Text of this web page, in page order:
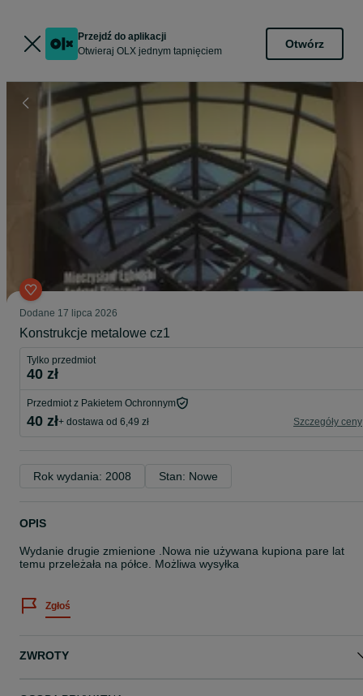
Przejdź do aplikacji
Otwieraj OLX jednym tapnięciem
Otwórz
Dodane 17 lipca 2026
Konstrukcje metalowe cz1
Tylko przedmiot
40 zł
Przedmiot z Pakietem Ochronnym
40 zł+ dostawa od 6,49 zł Szczegóły ceny
Rok wydania: 2008 Stan: Nowe
OPIS
Wydanie drugie zmienione .Nowa nie używana kupiona pare lat
temu przeleżała na półce. Możliwa wysyłka
Zgłoś
ZWROTY